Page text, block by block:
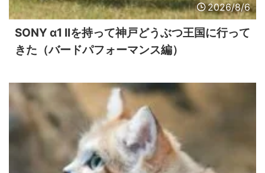
2026/8/6
SONY α1 IIを持って神戸どうぶつ王国に行って
きた（バードパフォーマンス編）